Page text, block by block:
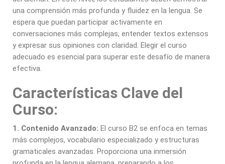
una comprensión más profunda y fluidez en la lengua. Se
espera que puedan participar activamente en
conversaciones más complejas, entender textos extensos
y expresar sus opiniones con claridad. Elegir el curso
adecuado es esencial para superar este desafío de manera
efectiva.
Características Clave del
Curso:
1. Contenido Avanzado: El curso B2 se enfoca en temas
más complejos, vocabulario especializado y estructuras
gramaticales avanzadas. Proporciona una inmersión